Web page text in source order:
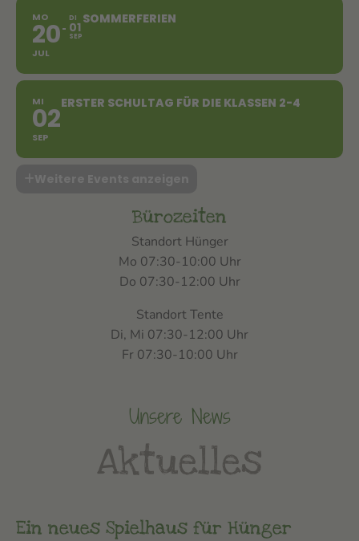
MO
20
JUL
DI
01
SEP
SOMMERFERIEN
MI
02
SEP
ERSTER SCHULTAG FÜR DIE KLASSEN 2-4
Bürozeiten
Standort Hünger
Mo 07:30-10:00 Uhr
Do 07:30-12:00 Uhr
Standort Tente
Di, Mi 07:30-12:00 Uhr
Fr 07:30-10:00 Uhr
Unsere News
Aktuelles
Ein neues Spielhaus für Hünger